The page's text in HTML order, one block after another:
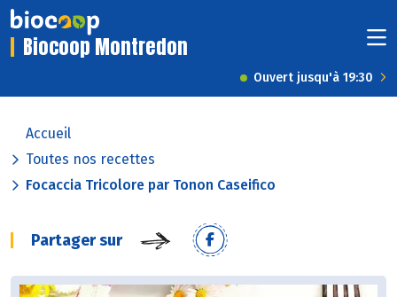
Biocoop Montredon
Ouvert jusqu'à 19:30
Accueil
Toutes nos recettes
Focaccia Tricolore par Tonon Caseifico
Partager sur